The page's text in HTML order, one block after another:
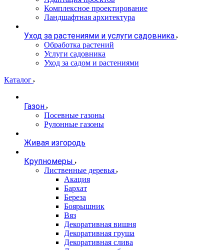
Комплексное проектирование
Ландшафтная архитектура
Уход за растениями и услуги садовника
Обработка растений
Услуги садовника
Уход за садом и растениями
Каталог
Газон
Посевные газоны
Рулонные газоны
Живая изгородь
Крупномеры
Лиственные деревья
Акация
Бархат
Береза
Боярышник
Вяз
Декоративная вишня
Декоративная груша
Декоративная слива